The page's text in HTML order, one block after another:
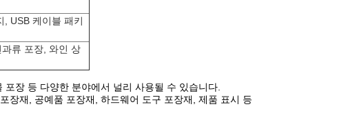
USB 케이블 패키
류 포장, 와인 상
장 등 다양한 분야에서 널리 사용될 수 있습니다.
장재, 공예품 포장재, 하드웨어 도구 포장재, 제품 표시 등